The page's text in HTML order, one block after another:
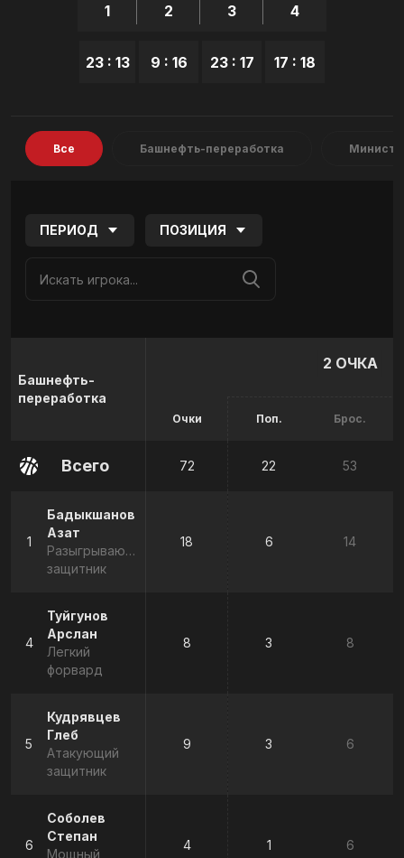
1
23 : 13
2
9 : 16
3
23 : 17
4
17 : 18
Все Башнефть-переработка
ПЕРИОД ПОЗИЦИЯ
Башнефть-
переработка
Очки
2 ОЧКА
Поп. Брос.
Всего 72 22 53
1
Бадыкшанов
Азат
Разыгрывающий
защитник
18 6 14
4
Туйгунов
Арслан
Легкий
форвард
8 3 8
5
Кудрявцев
Глеб
Атакующий
защитник
9 3 6
6
Соболев
Степан
Мощный
4 1 6